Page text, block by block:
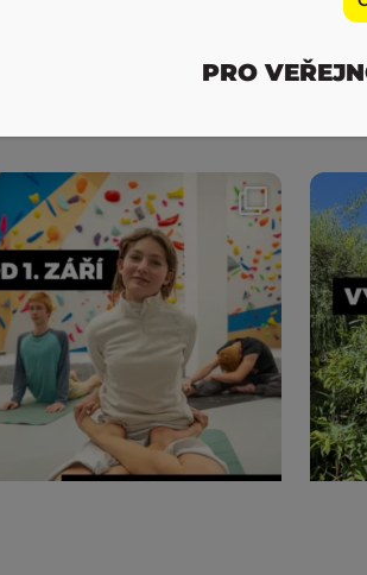
PRO